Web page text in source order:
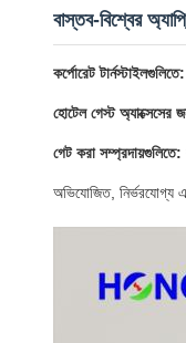
বাস্তব-বিশ্বের
কর্পোরেট টার্নস্টাইলগুলিতে:
হোটেল গেস্ট অ্যাক্সেসের
গেট করা সম্প্রদায়গুলিতে:
অভিযোজিত, নির্ভরযোগ্য